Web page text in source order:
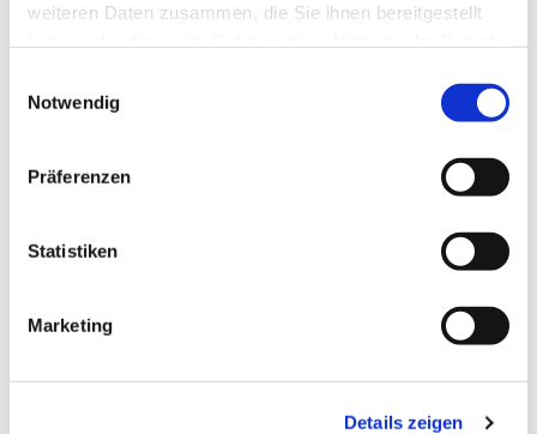
weiteren Daten zusammen, die Sie ihnen bereitgestellt
Notwendig
Präferenzen
Statistiken
Marketing
Details zeigen
Dies könnte Sie auch